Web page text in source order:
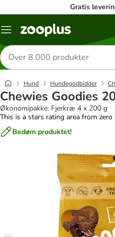
Gratis
Menu
Søg
efter
produkter
Hund Hundegodbidder
Chewies Goodies
Økonomipakke: Fjerkræ 4 x 200 g
This is a stars rating area from
Bedøm produktet!